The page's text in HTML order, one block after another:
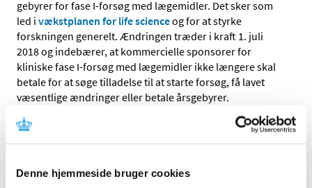
Denne hjemmeside bruger cookies
gebyrer for fase I-forsøg med lægemidler. Det sker som
led i vækstplanen for life scienceog for at styrke
forskningen generelt. Ændringen træder i kraft 1. juli
2018 og indebærer, at kommercielle sponsorer for
kliniske fase I-forsøg med lægemidler ikke længere skal
betale for at søge tilladelse til at starte forsøg, få lavet
væsentlige ændringer eller betale årsgebyrer.
Tidligere – i forbindelse med
– har
kliniske forsøg med lægemidler. Det indebærer, at ikke-